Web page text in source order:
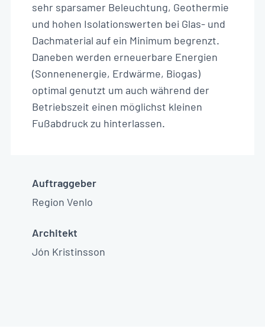
sehr sparsamer Beleuchtung, Geothermie
und hohen Isolationswerten bei Glas- und
Dachmaterial auf ein Minimum begrenzt.
Daneben werden erneuerbare Energien
(Sonnenenergie, Erdwärme, Biogas)
optimal genutzt um auch während der
Betriebszeit einen möglichst kleinen
Fußabdruck zu hinterlassen.
Auftraggeber
Region Venlo
Architekt
Jón Kristinsson